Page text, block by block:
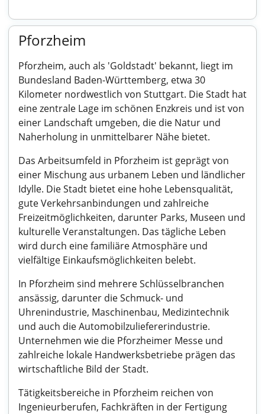
Pforzheim
Pforzheim, auch als 'Goldstadt' bekannt, liegt im
Bundesland Baden-Württemberg, etwa 30
Kilometer nordwestlich von Stuttgart. Die Stadt hat
eine zentrale Lage im schönen Enzkreis und ist von
einer Landschaft umgeben, die die Natur und
Naherholung in unmittelbarer Nähe bietet.
Das Arbeitsumfeld in Pforzheim ist geprägt von
einer Mischung aus urbanem Leben und ländlicher
Idylle. Die Stadt bietet eine hohe Lebensqualität,
gute Verkehrsanbindungen und zahlreiche
Freizeitmöglichkeiten, darunter Parks, Museen und
kulturelle Veranstaltungen. Das tägliche Leben
wird durch eine familiäre Atmosphäre und
vielfältige Einkaufsmöglichkeiten belebt.
In Pforzheim sind mehrere Schlüsselbranchen
ansässig, darunter die Schmuck- und
Uhrenindustrie, Maschinenbau, Medizintechnik
und auch die Automobilzuliefererindustrie.
Unternehmen wie die Pforzheimer Messe und
zahlreiche lokale Handwerksbetriebe prägen das
wirtschaftliche Bild der Stadt.
Tätigkeitsbereiche in Pforzheim reichen von
Ingenieurberufen, Fachkräften in der Fertigung